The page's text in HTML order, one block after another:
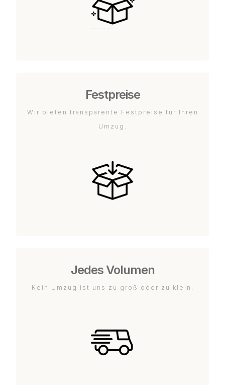
Festpreise
Wir bieten transparente Festpreise für Ihren
Umzug.
Jedes Volumen
Kein Umzug ist uns zu groß oder zu klein.